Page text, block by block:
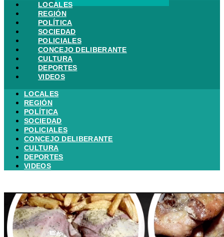
LOCALES
REGIÓN
POLÍTICA
SOCIEDAD
POLICIALES
CONCEJO DELIBERANTE
CULTURA
DEPORTES
VIDEOS
LOCALES
REGIÓN
POLÍTICA
SOCIEDAD
POLICIALES
CONCEJO DELIBERANTE
CULTURA
DEPORTES
VIDEOS